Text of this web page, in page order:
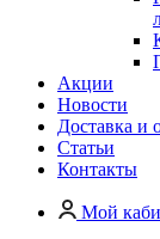
Акции
Новости
Доставка и
Статьи
Контакты
Мой